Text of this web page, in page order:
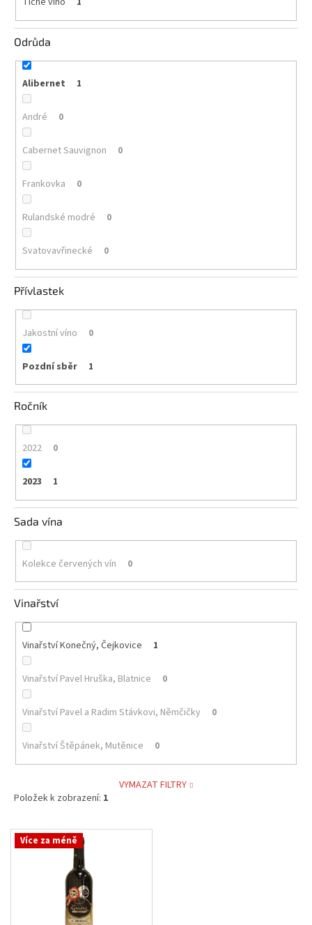
vína
Delikatesy
k
Vývrtky
BiB
větší
objem
Ostatní
vína
Značky
Přihlášení
Odrůda
Alibernet 1
André 0
Cabernet Sauvignon 0
Frankovka 0
Rulandské modré 0
Svatovavřinecké 0
Přívlastek
Jakostní víno 0
Pozdní sběr 1
Ročník
2022 0
2023 1
Sada vína
Kolekce červených vín 0
Vinařství
Vinařství Konečný, Čejkovice 1
Vinařství Pavel Hruška, Blatnice 0
Vinařství Pavel a Radim Stávkovi, Němčičky 0
Vinařství Štěpánek, Mutěnice 0
VYMAZAT FILTRY
Položek k zobrazení: 1
V Více za méně